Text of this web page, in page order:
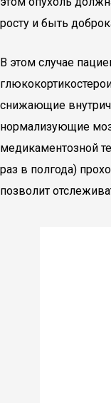
росту и быть
В этом случае
снижающие
нормализующие
медикаментозной
раз в полгода)
позволит